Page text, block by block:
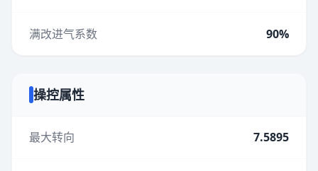
满改进气系数 90%
操控属性
最大转向 7.5895